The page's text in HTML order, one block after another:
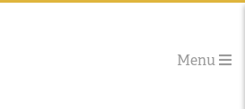
Menu